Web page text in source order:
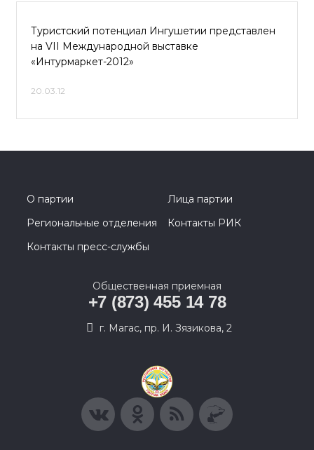
Туристский потенциал Ингушетии представлен
на VII Международной выставке
«Интурмаркет-2012»
20.03.12
О партии
Лица партии
Региональные отделения
Контакты РИК
Контакты пресс-службы
Общественная приемная
+7 (873) 455 14 78
г. Магас, пр. И. Зязикова, 2